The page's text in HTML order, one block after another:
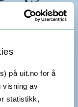
på uit.no for å
visning av
statistikk,